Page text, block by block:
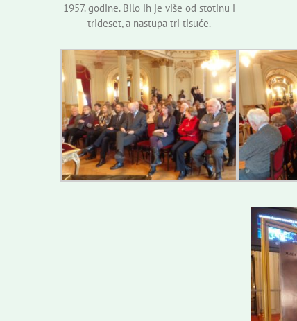
1957. godine. Bilo ih je više od stotinu i
trideset, a nastupa tri tisuće.